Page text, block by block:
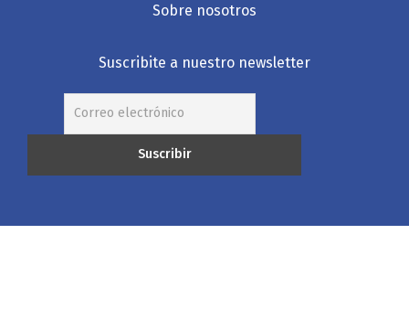
Sobre nosotros
Suscribite a nuestro newsletter